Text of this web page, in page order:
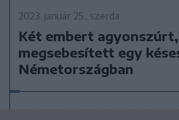
2023. január 25., szerda
Két embert
megsebesített egy
Németországban